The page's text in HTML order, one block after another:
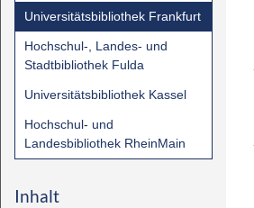
Universitätsbibliothek Frankfurt
Hochschul-, Landes- und
Stadtbibliothek Fulda
Universitätsbibliothek Kassel
Hochschul- und
Landesbibliothek RheinMain
Inhalt